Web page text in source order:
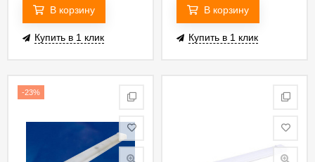
IP40 WHITEВ корзину
Купить в 1 клик
IP40 WHITEВ корзину
Купить в 1 клик
-23%